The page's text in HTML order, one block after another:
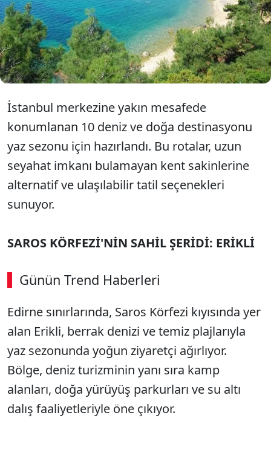
ulaşım noktaları belirlendi. Marmara ve
Karadeniz kıyısındaki bu bölgeler, günübirlik
ve hafta sonu seyahat imkanı tanıyor.
İstanbul merkezine yakın mesafede
konumlanan 10 deniz ve doğa destinasyonu
yaz sezonu için hazırlandı. Bu rotalar, uzun
seyahat imkanı bulamayan kent sakinlerine
alternatif ve ulaşılabilir tatil seçenekleri
sunuyor.
SAROS KÖRFEZİ'NİN SAHİL ŞERİDİ: ERİKLİ
Günün Trend Haberleri
Edirne sınırlarında, Saros Körfezi kıyısında yer
alan Erikli, berrak denizi ve temiz plajlarıyla
yaz sezonunda yoğun ziyaretçi ağırlıyor.
Bölge, deniz turizminin yanı sıra kamp
alanları, doğa yürüyüş parkurları ve su altı
dalış faaliyetleriyle öne çıkıyor.